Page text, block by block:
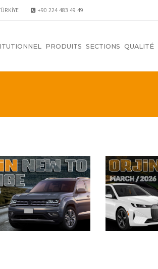
+90 224 483 49 49
PRODUITS SECTIONS QUALITÉ